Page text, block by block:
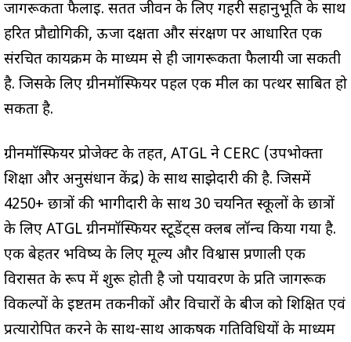
जागरूकता फैलाई. सतत जीवन के लिए गहरी सहानुभूति के साथ
हरित प्रौद्योगिकी, ऊर्जा दक्षता और संरक्षण पर आधारित एक
संरचित कार्यक्रम के माध्यम से ही जागरूकता फैलायी जा सकती
है. जिसके लिए ग्रीनमॉस्फियर पहल एक मील का पत्थर साबित हो
सकता है.
ग्रीनमॉस्फियर प्रोजेक्ट के तहत, ATGL ने CERC (उपभोक्ता
शिक्षा और अनुसंधान केंद्र) के साथ साझेदारी की है. जिसमें
4250+ छात्रों की भागीदारी के साथ 30 चयनित स्कूलों के छात्रों
के लिए ATGL ग्रीनमॉस्फियर स्टूडेंट्स क्लब लॉन्च किया गया है.
एक बेहतर भविष्य के लिए मूल्य और विश्वास प्रणाली एक
विरासत के रूप में शुरू होती है जो पर्यावरण के प्रति जागरूक
विकल्पों के इष्टतम तकनीकों और विचारों के बीज को शिक्षित एवं
प्रत्यारोपित करने के साथ-साथ आकर्षक गतिविधियों के माध्यम